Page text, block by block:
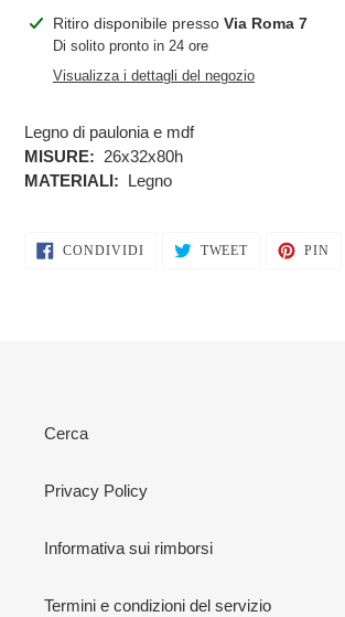
Inserimento
prodotto
Ritiro disponibile presso Via Roma 7
Di solito pronto in 24 ore
Visualizza i dettagli del negozio
Legno di paulonia e mdf
MISURE: 26x32x80h
MATERIALI: Legno
CONDIVIDICONDIVIDITWEETTWITTA PIN
Cerca
Privacy Policy
Informativa sui rimborsi
Termini e condizioni del servizio